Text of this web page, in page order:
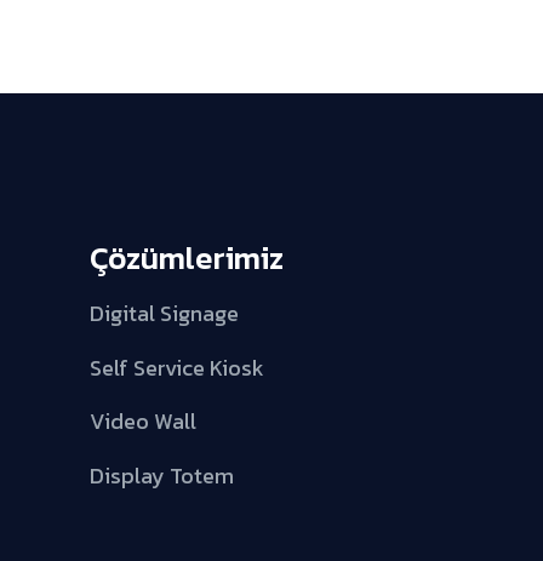
Çözümlerimiz
Digital Signage
Self Service Kiosk
Video Wall
Display Totem